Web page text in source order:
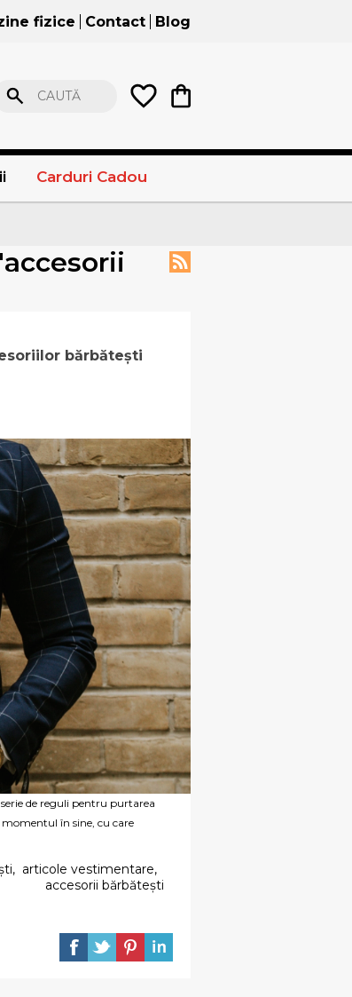
fizice Contact Blog
CAUTĂ
Carduri Cadou
bărbătești
de reguli pentru purtarea
momentul în sine, cu care
, articole vestimentare,
accesorii bărbătești